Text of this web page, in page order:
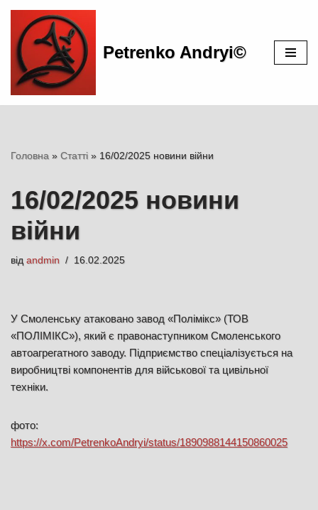
Перейти
до
вмісту
Petrenko Andryi©
Головна » Статті » 16/02/2025 новини війни
16/02/2025 новини
війни
від andmin 16.02.2025
У Смоленську атаковано завод «Полімікс» (ТОВ
«ПОЛІМІКС»), який є правонаступником Смоленського
автоагрегатного заводу. Підприємство спеціалізується на
виробництві компонентів для військової та цивільної
техніки.
фото:
https://x.com/PetrenkoAndryi/status/1890988144150860025